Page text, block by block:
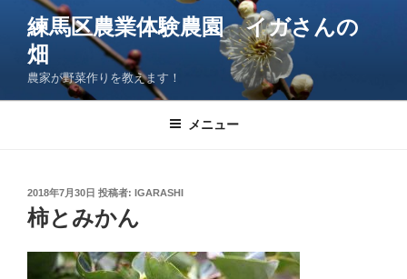
ツ
練馬区農業体験農園 イガさんの
畑
農家が野菜作りを教えます！
メニュー
投
稿
日:
2018年7月30日 投稿者: IGARASHI
柿とみかん